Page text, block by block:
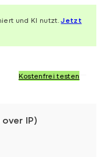
und KI nutzt.Jetzt
Kostenfrei testen
over IP)